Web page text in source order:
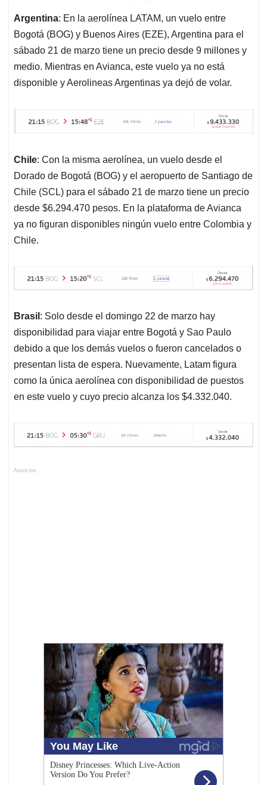
Argentina: En la aerolínea LATAM, un vuelo entre
Bogotá (BOG) y Buenos Aires (EZE), Argentina para el
sábado 21 de marzo tiene un precio desde 9 millones y
medio. Mientras en Avianca, este vuelo ya no está
disponible y Aerolineas Argentinas ya dejó de volar.
Chile: Con la misma aerolínea, un vuelo desde el
Dorado de Bogotá (BOG) y el aeropuerto de Santiago de
Chile (SCL) para el sábado 21 de marzo tiene un precio
desde $6.294.470 pesos. En la plataforma de Avianca
ya no figuran disponibles ningún vuelo entre Colombia y
Chile.
Brasil : Solo desde el domingo 22 de marzo hay
disponibilidad para viajar entre Bogotá y Sao Paulo
debido a que los demás vuelos o fueron cancelados o
presentan lista de espera. Nuevamente, Latam figura
como la única aerolínea con disponibilidad de puestos
en este vuelo y cuyo precio alcanza los $4.332.040.
Anuncios.